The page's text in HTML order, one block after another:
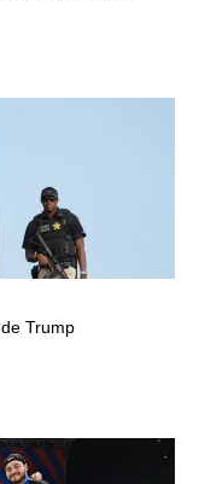
Trump